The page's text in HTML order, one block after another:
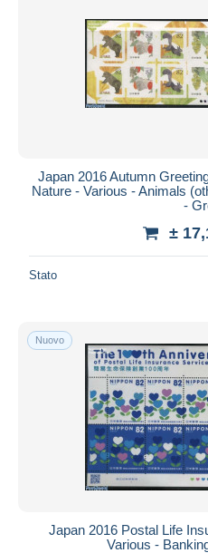
Japan 2016 Autumn
Nature - Various - Animals
-
±
Stato
Nuovo
Japan 2016 Postal Life
Various -